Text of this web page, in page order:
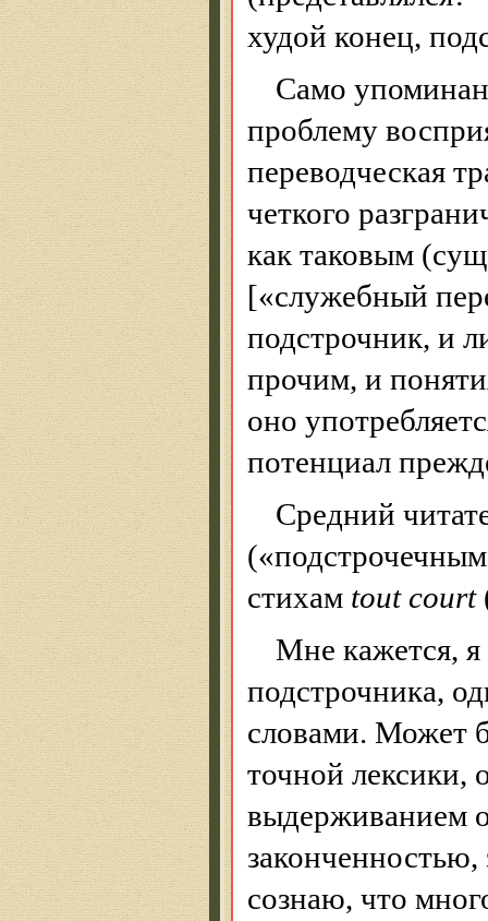
худой конец,
Само
проблему
переводческая
четкого
как таковым
[«служебный
подстрочник, и
прочим, и
оно
потенциал
Средний
стихам tout court
Мне кажется, я
подстрочника,
словами. Может
точной лексики,
выдерживанием
сознаю, что